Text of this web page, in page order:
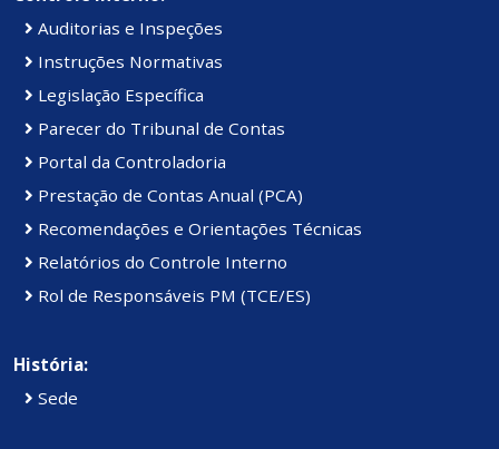
Auditorias e Inspeções
Instruções Normativas
Legislação Específica
Parecer do Tribunal de Contas
Portal da Controladoria
Prestação de Contas Anual (PCA)
Recomendações e Orientações Técnicas
Relatórios do Controle Interno
Rol de Responsáveis PM (TCE/ES)
História:
Sede